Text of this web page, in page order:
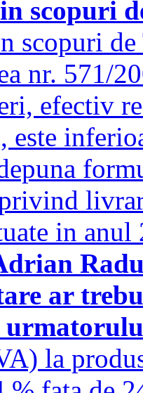
scopuri
scopuri
nr. 571/
efectiv
este
in
ar
la